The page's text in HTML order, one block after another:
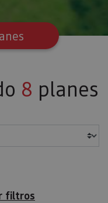
8 planes
filtros